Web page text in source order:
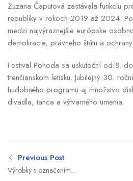
Zuzana Čaputová zastávala funkciu
republiky v rokoch 2019 až 2024.
medzi najvýraznejšie európske
demokracie, právneho štátu a
Festival Pohoda sa uskutoční od 8.
trenčianskom letisku. Jubilejný 30.
hudobného programu aj množstvo
divadla, tanca a výtvarného umenia.
Previous Post
Výrobky s označením